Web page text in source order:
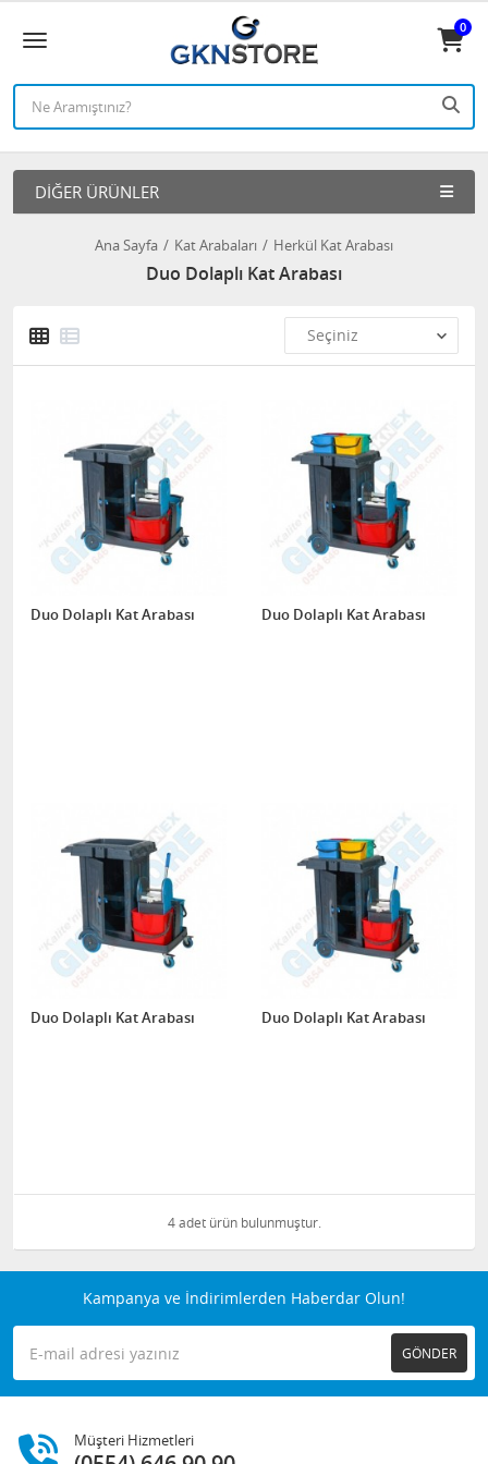
0
DIĞER ÜRÜNLER
Ana Sayfa Kat Arabaları Herkül Kat Arabası
Duo Dolaplı Kat Arabası
Duo Dolaplı Kat Arabası Duo Dolaplı Kat Arabası
Duo Dolaplı Kat Arabası Duo Dolaplı Kat Arabası
4 adet ürün bulunmuştur.
Kampanya ve İndirimlerden Haberdar Olun!
GÖNDER
Müşteri Hizmetleri